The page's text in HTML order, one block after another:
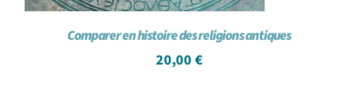
Comparer en histoire des religions antiques
20,00 €